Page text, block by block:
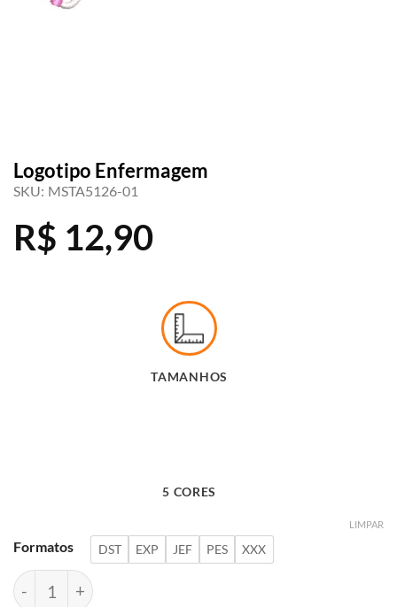
Logotipo Enfermagem
SKU: MSTA5126-01
R$ 12,90
TAMANHOS
Formatos DST EXP JEF PES XXX
LIMPAR
Logotipo Enfermagem quantidade